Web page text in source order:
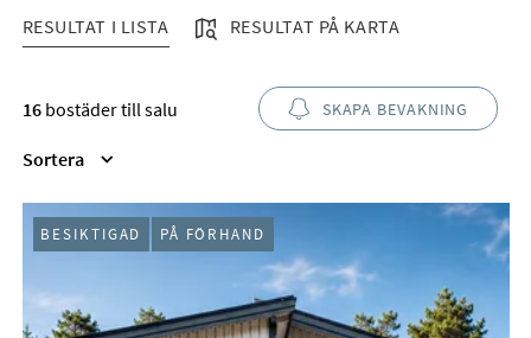
RESULTAT I LISTA RESULTAT PÅ KARTA
16bostäder till salu SKAPA BEVAKNING
Sortera
BESIKTIGAD PÅ FÖRHAND